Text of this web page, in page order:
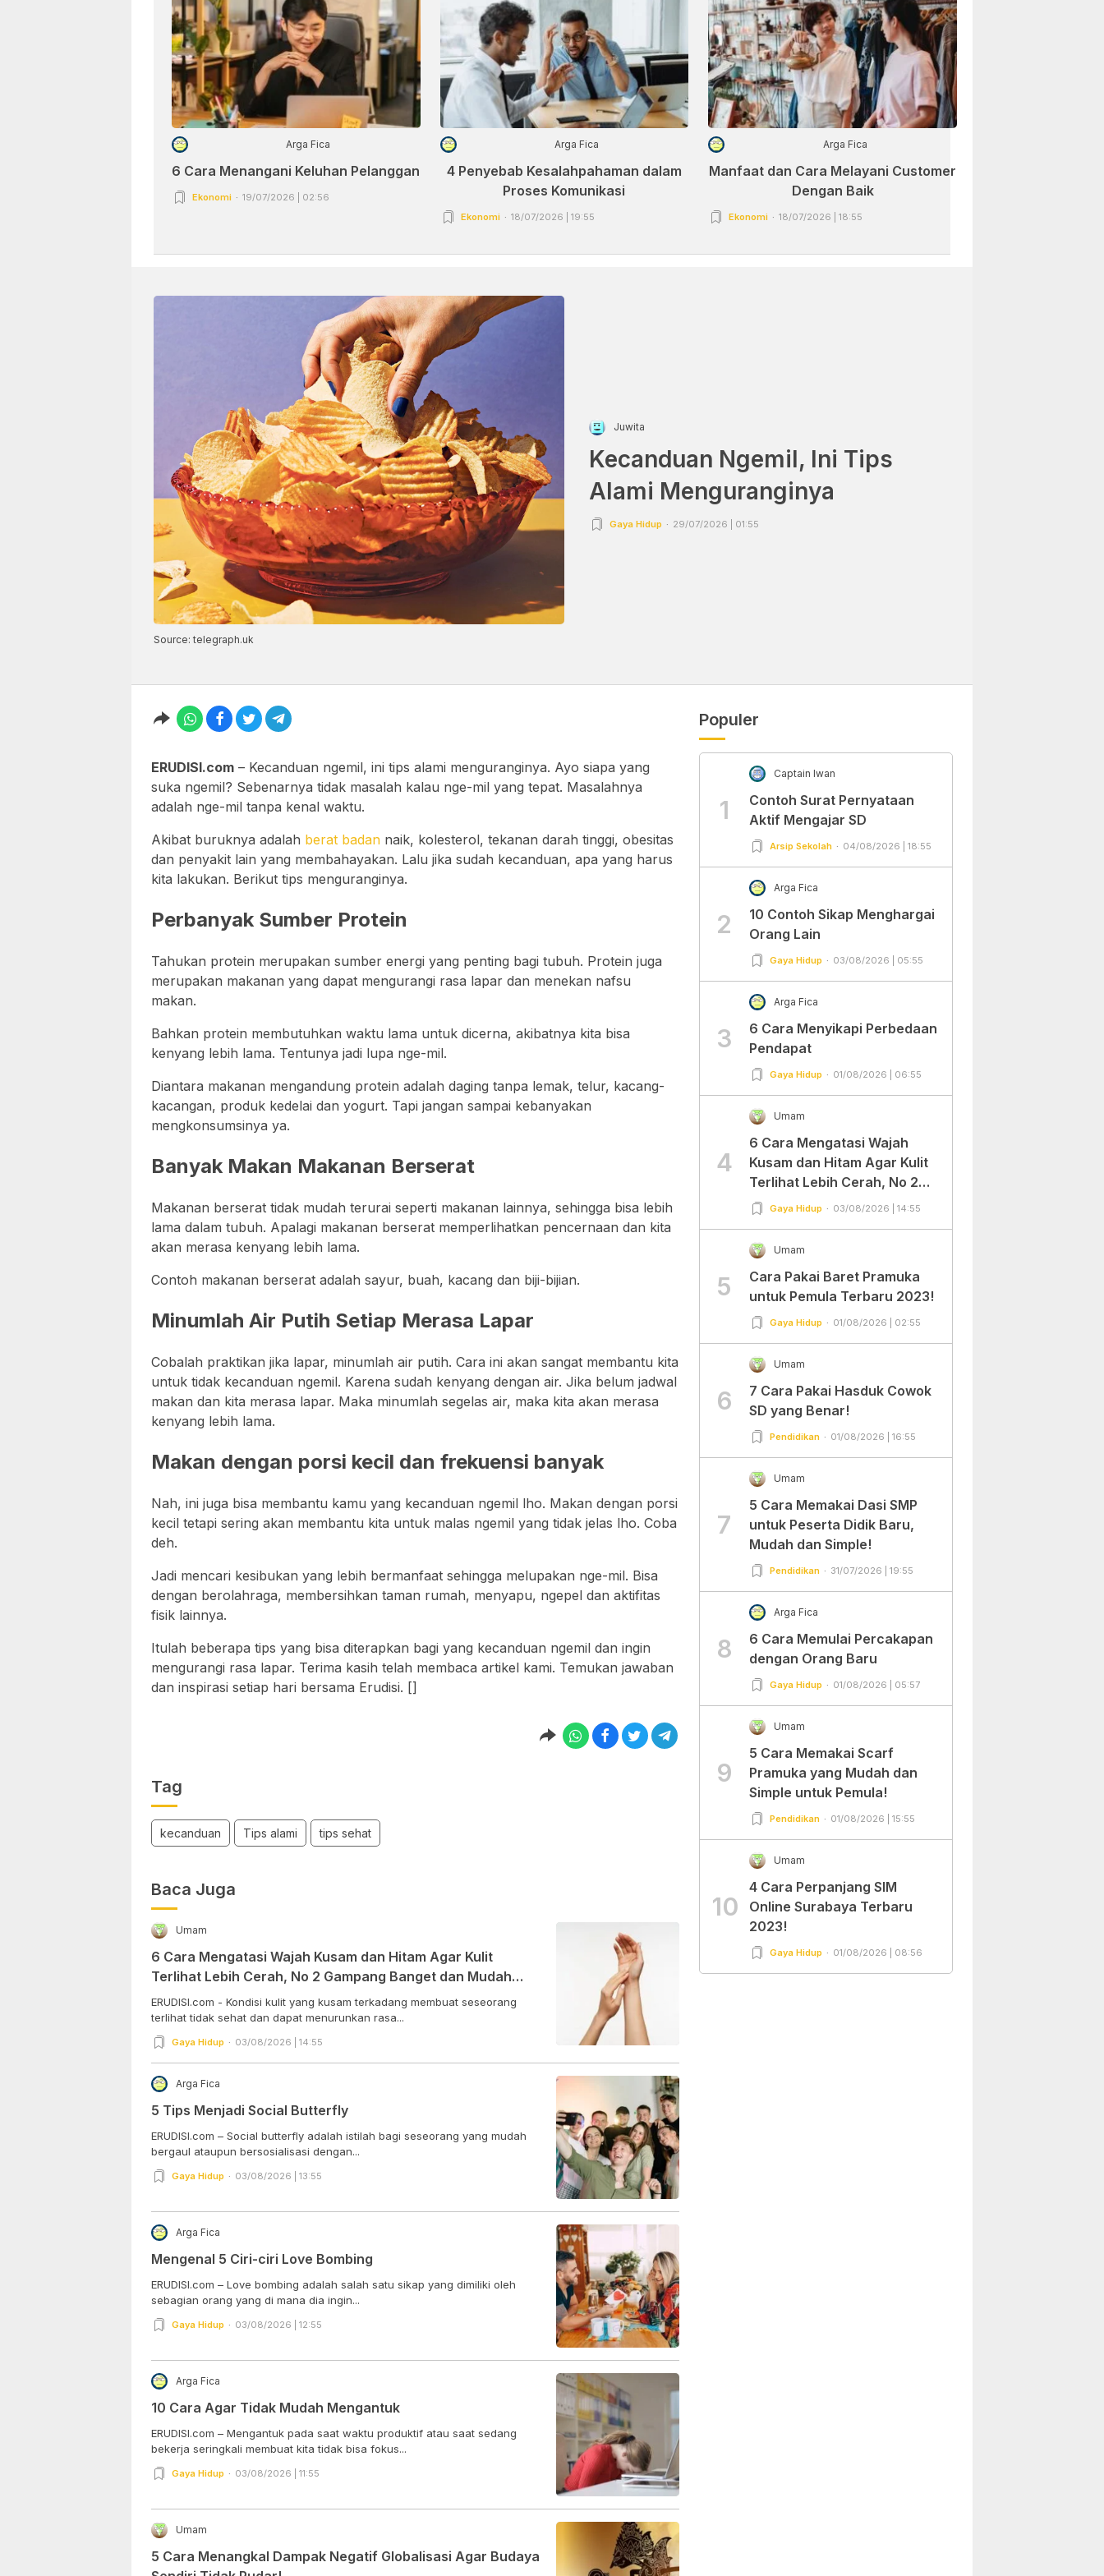
Arga Fica
6 Cara Menangani Keluhan Pelanggan
Ekonomi 19/07/2026 | 02:56
Arga Fica
4 Penyebab Kesalahpahaman dalam
Proses Komunikasi
Ekonomi 18/07/2026 | 19:55
Arga Fica
Manfaat dan Cara Melayani Customer
Dengan Baik
Ekonomi 18/07/2026 | 18:55
Source: telegraph.uk
Juwita
Kecanduan Ngemil, Ini Tips
Alami Menguranginya
Gaya Hidup 29/07/2026 | 01:55
ERUDISI.com – Kecanduan ngemil, ini tips alami menguranginya. Ayo siapa yang
suka ngemil? Sebenarnya tidak masalah kalau nge-mil yang tepat. Masalahnya
adalah nge-mil tanpa kenal waktu.
Akibat buruknya adalah berat badan naik, kolesterol, tekanan darah tinggi, obesitas
dan penyakit lain yang membahayakan. Lalu jika sudah kecanduan, apa yang harus
kita lakukan. Berikut tips menguranginya.
Perbanyak Sumber Protein
Tahukan protein merupakan sumber energi yang penting bagi tubuh. Protein juga
merupakan makanan yang dapat mengurangi rasa lapar dan menekan nafsu
makan.
Bahkan protein membutuhkan waktu lama untuk dicerna, akibatnya kita bisa
kenyang lebih lama. Tentunya jadi lupa nge-mil.
Diantara makanan mengandung protein adalah daging tanpa lemak, telur, kacang-
kacangan, produk kedelai dan yogurt. Tapi jangan sampai kebanyakan
mengkonsumsinya ya.
Banyak Makan Makanan Berserat
Makanan berserat tidak mudah terurai seperti makanan lainnya, sehingga bisa lebih
lama dalam tubuh. Apalagi makanan berserat memperlihatkan pencernaan dan kita
akan merasa kenyang lebih lama.
Contoh makanan berserat adalah sayur, buah, kacang dan biji-bijian.
Minumlah Air Putih Setiap Merasa Lapar
Cobalah praktikan jika lapar, minumlah air putih. Cara ini akan sangat membantu kita
untuk tidak kecanduan ngemil. Karena sudah kenyang dengan air. Jika belum jadwal
makan dan kita merasa lapar. Maka minumlah segelas air, maka kita akan merasa
kenyang lebih lama.
Makan dengan porsi kecil dan frekuensi banyak
Nah, ini juga bisa membantu kamu yang kecanduan ngemil lho. Makan dengan porsi
kecil tetapi sering akan membantu kita untuk malas ngemil yang tidak jelas lho. Coba
deh.
Jadi mencari kesibukan yang lebih bermanfaat sehingga melupakan nge-mil. Bisa
dengan berolahraga, membersihkan taman rumah, menyapu, ngepel dan aktifitas
fisik lainnya.
Itulah beberapa tips yang bisa diterapkan bagi yang kecanduan ngemil dan ingin
mengurangi rasa lapar. Terima kasih telah membaca artikel kami. Temukan jawaban
dan inspirasi setiap hari bersama Erudisi. []
Tag
kecanduan Tips alami tips sehat
Baca Juga
Umam
6 Cara Mengatasi Wajah Kusam dan Hitam Agar Kulit
Terlihat Lebih Cerah, No 2 Gampang Banget dan Mudah
Dipraktekkan!
ERUDISI.com - Kondisi kulit yang kusam terkadang membuat seseorang
terlihat tidak sehat dan dapat menurunkan rasa...
Gaya Hidup 03/08/2026 | 14:55
Arga Fica
5 Tips Menjadi Social Butterfly
ERUDISI.com – Social butterfly adalah istilah bagi seseorang yang mudah
bergaul ataupun bersosialisasi dengan...
Gaya Hidup 03/08/2026 | 13:55
Arga Fica
Mengenal 5 Ciri-ciri Love Bombing
ERUDISI.com – Love bombing adalah salah satu sikap yang dimiliki oleh
sebagian orang yang di mana dia ingin...
Gaya Hidup 03/08/2026 | 12:55
Arga Fica
10 Cara Agar Tidak Mudah Mengantuk
ERUDISI.com – Mengantuk pada saat waktu produktif atau saat sedang
bekerja seringkali membuat kita tidak bisa fokus...
Gaya Hidup 03/08/2026 | 11:55
Umam
5 Cara Menangkal Dampak Negatif Globalisasi Agar Budaya
Populer
1
Captain Iwan
Contoh Surat Pernyataan
Aktif Mengajar SD
Arsip Sekolah 04/08/2026 | 18:55
2
Arga Fica
10 Contoh Sikap Menghargai
Orang Lain
Gaya Hidup 03/08/2026 | 05:55
3
Arga Fica
6 Cara Menyikapi Perbedaan
Pendapat
Gaya Hidup 01/08/2026 | 06:55
4
Umam
6 Cara Mengatasi Wajah
Kusam dan Hitam Agar Kulit
Terlihat Lebih Cerah, No 2
Gampang Banget dan Mudah
Gaya Hidup 03/08/2026 | 14:55
5
Umam
Cara Pakai Baret Pramuka
untuk Pemula Terbaru 2023!
Gaya Hidup 01/08/2026 | 02:55
6
Umam
7 Cara Pakai Hasduk Cowok
SD yang Benar!
Pendidikan 01/08/2026 | 16:55
7
Umam
5 Cara Memakai Dasi SMP
untuk Peserta Didik Baru,
Mudah dan Simple!
Pendidikan 31/07/2026 | 19:55
8
Arga Fica
6 Cara Memulai Percakapan
dengan Orang Baru
Gaya Hidup 01/08/2026 | 05:57
9
Umam
5 Cara Memakai Scarf
Pramuka yang Mudah dan
Simple untuk Pemula!
Pendidikan 01/08/2026 | 15:55
10
Umam
4 Cara Perpanjang SIM
Online Surabaya Terbaru
2023!
Gaya Hidup 01/08/2026 | 08:56